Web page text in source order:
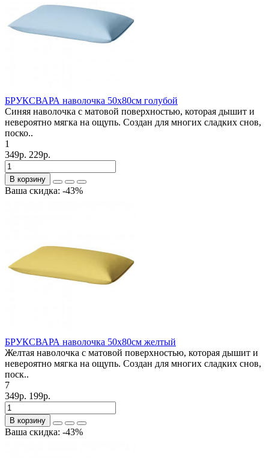
БРУКСВАРА наволочка 50х80см голубой
Синяя наволочка с матовой поверхностью, которая дышит и
невероятно мягка на ощупь. Создан для многих сладких снов,
поско..
1
349р. 229р.
В корзину
Ваша скидка: -43%
БРУКСВАРА наволочка 50х80см желтый
Желтая наволочка с матовой поверхностью, которая дышит и
невероятно мягка на ощупь. Создан для многих сладких снов,
поск..
7
349р. 199р.
В корзину
Ваша скидка: -43%